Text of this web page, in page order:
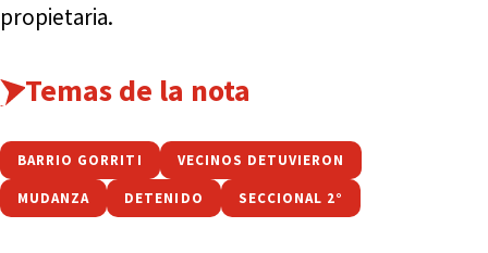
propietaria.
Temas de la nota
BARRIO GORRITI VECINOS DETUVIERON
MUDANZA DETENIDO SECCIONAL 2°